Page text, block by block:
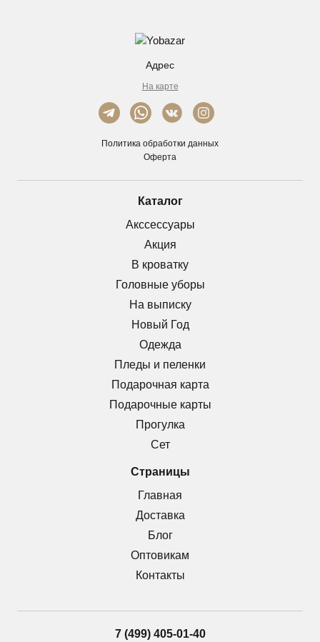
Адрес
На карте
Политика обработки данных
Оферта
Каталог
Акссессуары
Акция
В кроватку
Головные уборы
На выписку
Новый Год
Одежда
Пледы и пеленки
Подарочная карта
Подарочные карты
Прогулка
Сет
Страницы
Главная
Доставка
Блог
Оптовикам
Контакты
7 (499) 405-01-40